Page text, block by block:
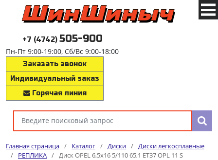
+7 (4742) 505-900
Пн-Пт 9:00-19:00, Сб/Вс 9:00-18:00
Заказать звонок
Индивидуальный заказ
Горячая линия
Главная страница / Каталог / Диски / Диски легкосплавные
/
РЕПЛИКА / Диск OPEL 6,5x16 5/110 65,1 ET37 OPL 11 S